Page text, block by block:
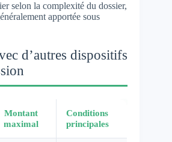
selon la complexité du dossier,
apportée sous
d’autres dispositifs
Montant
maximal
Conditions
principales